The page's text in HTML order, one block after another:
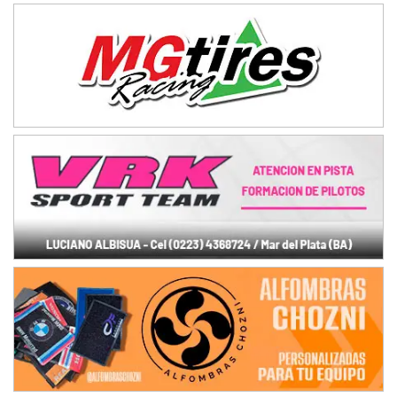
IAME SERIES ARGENTINA 6
Ramiro Tot (Asfalto)
Baradero (Buenos Aires)
Ciudad de Trenque Lauquen (Asfalto)
ENTRERRIANO - F6 (POSTERGADA)
Parque de la Velocidad (Asfalto)
VICTORIENSE - F7
El Cerro (Tierra)
Victoria (Entre Ríos)
PATAGONICO - F6
Moto Club Reginense (Tierra)
Gral. E. Godoy (Río Negro)
CSK - F7